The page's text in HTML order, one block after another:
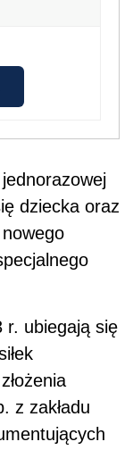
dziecka oraz
r. ubiegają się
z zakładu